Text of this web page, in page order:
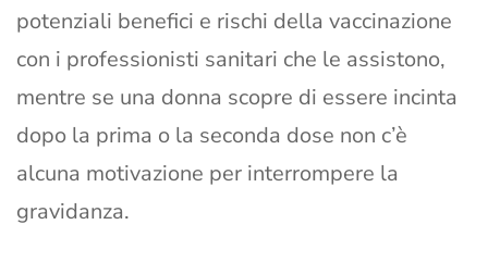
potenziali benefici e rischi della vaccinazione
con i professionisti sanitari che le assistono,
mentre se una donna scopre di essere incinta
dopo la prima o la seconda dose non c’è
alcuna motivazione per interrompere la
gravidanza.